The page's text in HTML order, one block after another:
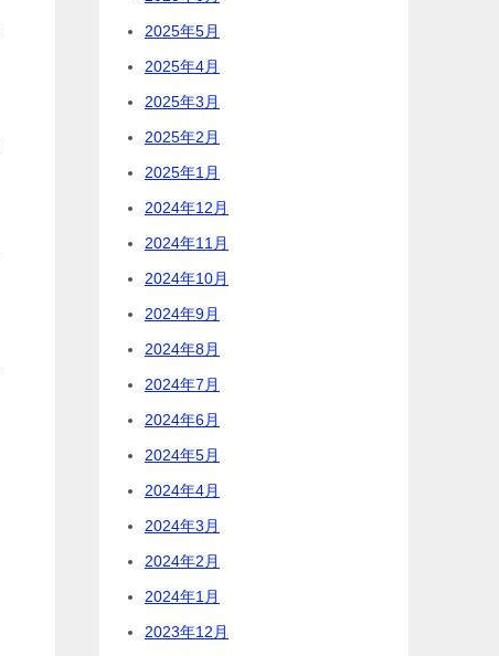
2025年5月
2025年4月
2025年3月
2025年2月
2025年1月
2024年12月
2024年11月
2024年10月
2024年9月
2024年8月
2024年7月
2024年6月
2024年5月
2024年4月
2024年3月
2024年2月
2024年1月
2023年12月